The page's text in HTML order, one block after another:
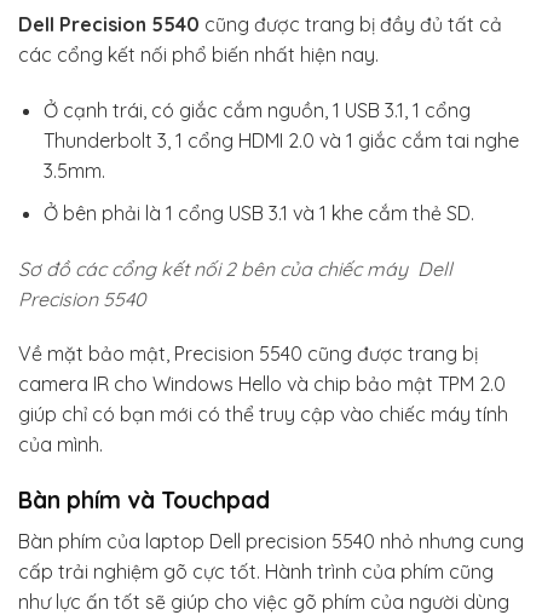
Dell Precision 5540 cũng được trang bị đầy đủ tất cả
các cổng kết nối phổ biến nhất hiện nay.
Ở cạnh trái, có giắc cắm nguồn, 1 USB 3.1, 1 cổng
Thunderbolt 3, 1 cổng HDMI 2.0 và 1 giắc cắm tai nghe
3.5mm.
Ở bên phải là 1 cổng USB 3.1 và 1 khe cắm thẻ SD.
Sơ đồ các cổng kết nối 2 bên của chiếc máy Dell
Precision 5540
Về mặt bảo mật, Precision 5540 cũng được trang bị
camera IR cho Windows Hello và chip bảo mật TPM 2.0
giúp chỉ có bạn mới có thể truy cập vào chiếc máy tính
của mình.
Bàn phím và Touchpad
Bàn phím của laptop Dell precision 5540 nhỏ nhưng cung
cấp trải nghiệm gõ cực tốt. Hành trình của phím cũng
như lực ấn tốt sẽ giúp cho việc gõ phím của người dùng